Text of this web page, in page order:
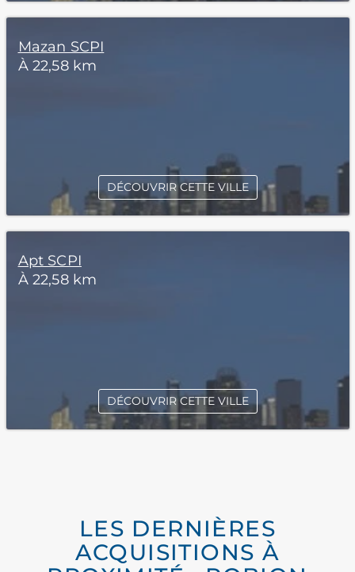
Mazan SCPI
À 22,58 km
DÉCOUVRIR CETTE VILLE
Apt SCPI
À 22,58 km
DÉCOUVRIR CETTE VILLE
LES DERNIÈRES
ACQUISITIONS À